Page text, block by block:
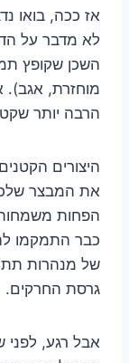
אז ככה, בואו
לא מדבר על
השכן שקופץ
מוחזרת, אגב).
הרבה יותר
היצורים
הפחות
כבר התמקמו
של מנהרות תת
גרסת החרקים.
אבל רגע, לפני